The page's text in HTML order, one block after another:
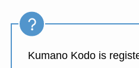
Kumano Kodo is